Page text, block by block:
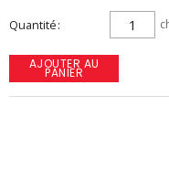
Quantité
AJOUTER AU
PANIER